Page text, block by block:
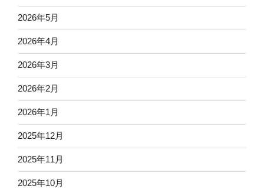
2026年5月
2026年4月
2026年3月
2026年2月
2026年1月
2025年12月
2025年11月
2025年10月